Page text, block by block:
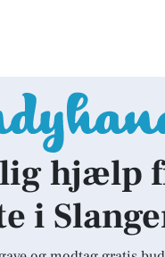
hjælp
i